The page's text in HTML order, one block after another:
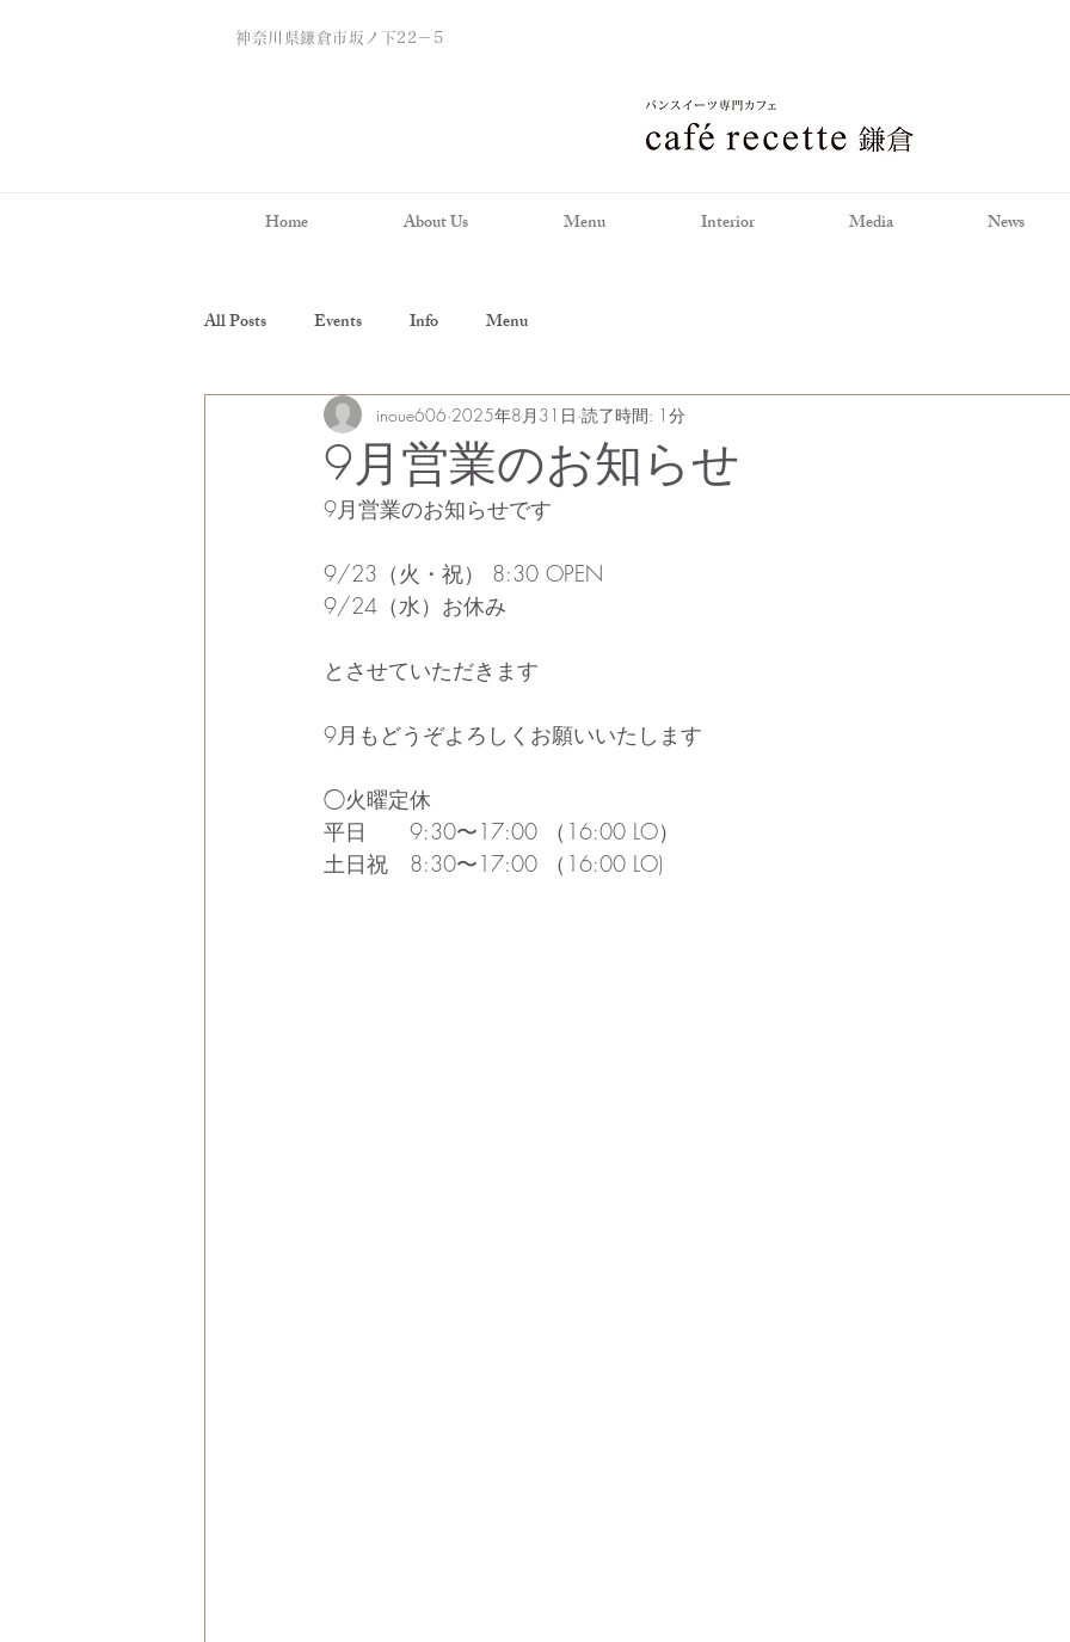
神奈川県鎌倉市坂ノ下22－5
Home About Us Menu Interior Media News
All Posts Events Info Menu
9月営業のお知らせ
inoue606 2025年8月31日 読了時間: 1分
9月営業のお知らせです
9/23（火・祝） 8:30 OPEN
9/24（水）お休み
とさせていただきます
9月もどうぞよろしくお願いいたします
◯火曜定休
平日　　9:30〜17:00 （16:00 LO）
土日祝　8:30〜17:00 （16:00 LO)